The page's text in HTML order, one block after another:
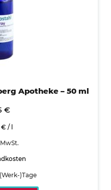
Apotheke – 50 ml
€
€ /
)Tage